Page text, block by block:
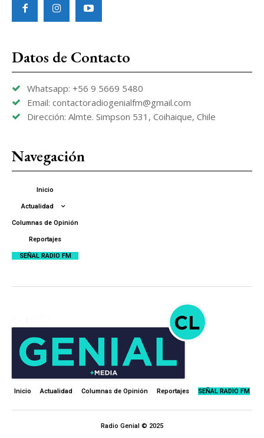
Datos de Contacto
Whatsapp: +56 9 5669 5480
Email: contactoradiogenialfm@gmail.com
Dirección: Almte. Simpson 531, Coihaique, Chile
Navegación
Inicio
Actualidad
Columnas de Opinión
Reportajes
SEÑAL RADIO FM
Inicio Actualidad Columnas de Opinión Reportajes SEÑAL RADIO FM
Radio Genial © 2025